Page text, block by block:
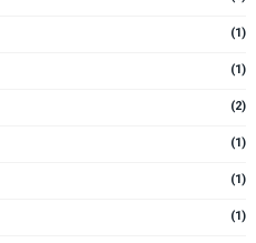
(1)
(1)
(2)
(1)
(1)
(1)